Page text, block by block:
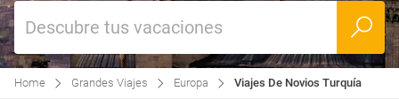
Descubre tus vacaciones
Home Grandes Viajes Europa Viajes De Novios Turquía